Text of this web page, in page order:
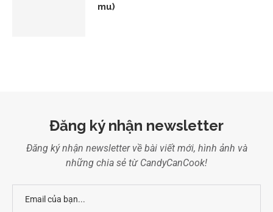
mu)
Đăng ký nhận newsletter
Đăng ký nhận newsletter về bài viết mới, hình ảnh và
những chia sẻ từ CandyCanCook!